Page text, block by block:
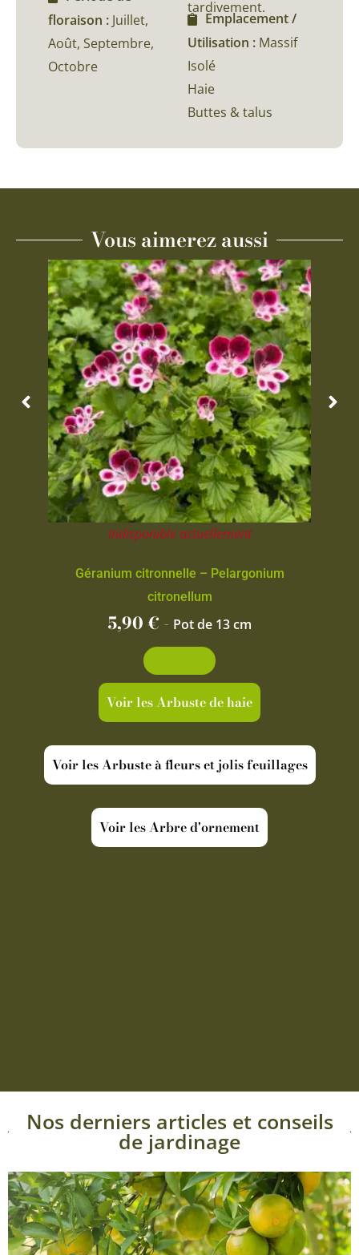
floraison : Juillet,
Août, Septembre,
Octobre
tardivement.
Emplacement /
Utilisation : Massif
Isolé
Haie
Buttes & talus
Vous aimerez aussi
Indisponible actuellement
Géranium citronnelle – Pelargonium
citronellum
5,90€ - Pot de 13 cm
Voir les Arbuste de haie
Voir les Arbuste à fleurs et jolis feuillages
Voir les Arbre d'ornement
Nos derniers articles et conseils
de jardinage